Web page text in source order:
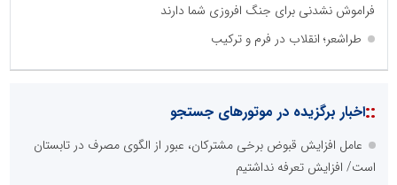
فراموش نشدنی برای جنگ افروزی شما دارند
طراشعر؛ انقلاب در فرم و ترکیب
::اخبار برگزیده در موتورهای جستجو
عامل افزایش قبوض برخی مشترکان، عبور از الگوی مصرف در تابستان
است/ افزایش تعرفه نداشتیم